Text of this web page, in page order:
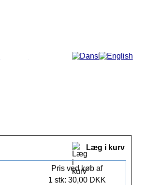
Læg i kurv
Pris ved køb af
1 stk: 30,00 DKK